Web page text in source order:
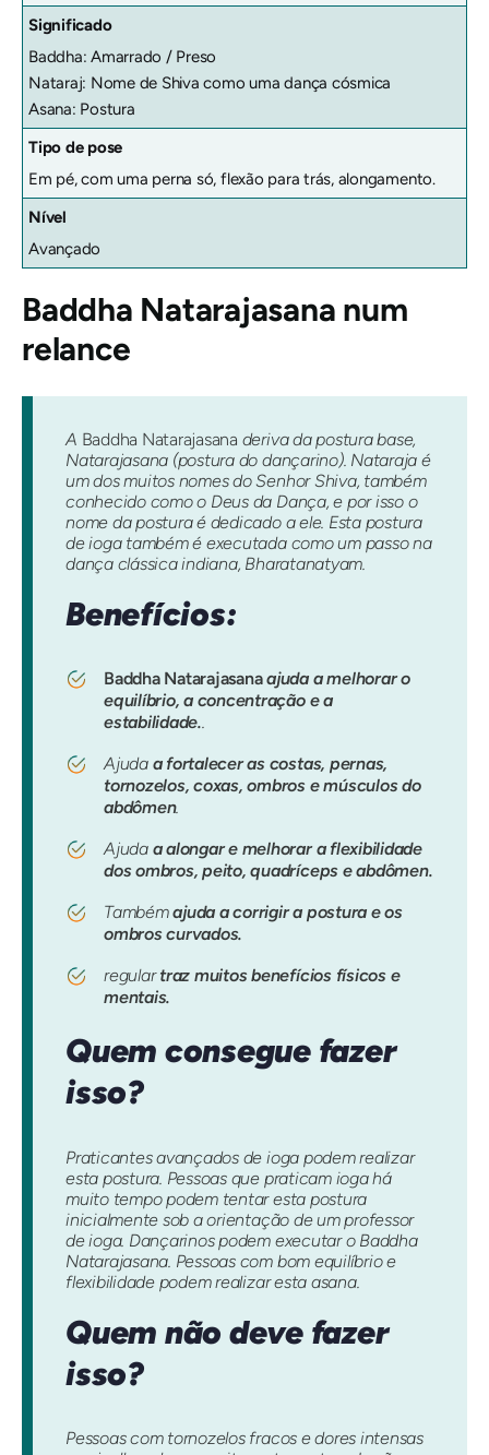
Significado
Baddha: Amarrado / Preso
Nataraj: Nome de Shiva como uma dança cósmica
Asana: Postura
Tipo de pose
Em pé, com uma perna só, flexão para trás, alongamento.
Nível
Avançado
Baddha Natarajasana num
relance
A Baddha Natarajasana deriva da postura base,
Natarajasana (postura do dançarino). Nataraja é
um dos muitos nomes do Senhor Shiva, também
conhecido como o Deus da Dança, e por isso o
nome da postura é dedicado a ele. Esta postura
de ioga também é executada como um passo na
dança clássica indiana, Bharatanatyam.
Benefícios:
Baddha Natarajasanaajuda a melhorar o
equilíbrio, a concentração e a
estabilidade..
Ajuda a fortalecer as costas, pernas,
tornozelos, coxas, ombros e músculos do
abdômen.
Ajuda a alongar e melhorar a flexibilidade
dos ombros, peito, quadríceps e abdômen.
Tambémajuda a corrigir a postura e os
ombros curvados.
regulartraz muitos benefícios físicos e
mentais.
Quem consegue fazer
isso?
Praticantes avançados de ioga podem realizar
esta postura. Pessoas que praticam ioga há
muito tempo podem tentar esta postura
inicialmente sob a orientação de um professor
de ioga. Dançarinos podem executar o Baddha
Natarajasana. Pessoas com bom equilíbrio e
flexibilidade podem realizar esta asana.
Quem não deve fazer
isso?
Pessoas com tornozelos fracos e dores intensas